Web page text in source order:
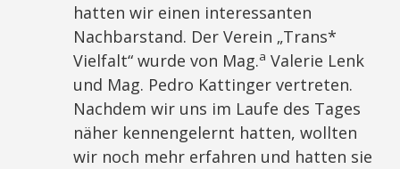
hatten wir einen interessanten
Nachbarstand. Der Verein „Trans*
Vielfalt“ wurde von Mag.a Valerie Lenk
und Mag. Pedro Kattinger vertreten.
Nachdem wir uns im Laufe des Tages
näher kennengelernt hatten, wollten
wir noch mehr erfahren und hatten sie